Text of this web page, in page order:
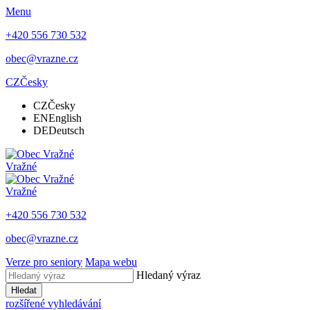
Menu
+420 556 730 532
obec@vrazne.cz
CZČesky
CZČesky
ENEnglish
DEDeutsch
Vražné
Vražné
+420 556 730 532
obec@vrazne.cz
Verze pro seniory Mapa webu
Hledaný výraz
Hledat
rozšířené vyhledávání